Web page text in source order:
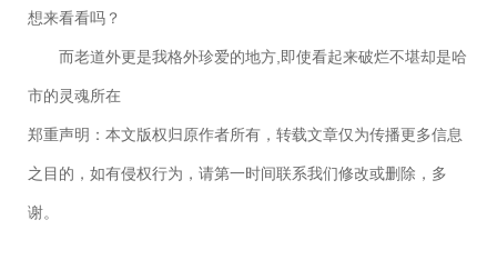
想来看看吗？
而老道外更是我格外珍爱的地方,即使看起来破烂不堪却是哈
市的灵魂所在
郑重声明：本文版权归原作者所有，转载文章仅为传播更多信息
之目的，如有侵权行为，请第一时间联系我们修改或删除，多
谢。